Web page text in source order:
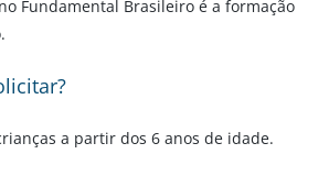
Fundamental Brasileiro é a formação
a partir dos 6 anos de idade.